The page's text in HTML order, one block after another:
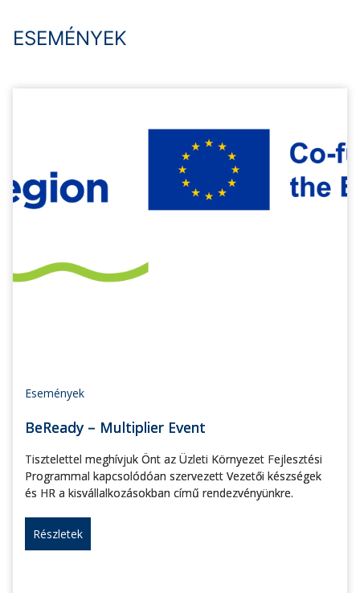
ESEMÉNYEK
Események
BeReady – Multiplier Event
Tisztelettel meghívjuk Önt az Üzleti Környezet Fejlesztési
Programmal kapcsolódóan szervezett Vezetői készségek
és HR a kisvállalkozásokban című rendezvényünkre.
Részletek